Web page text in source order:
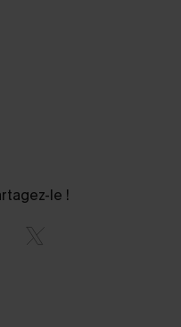
le !